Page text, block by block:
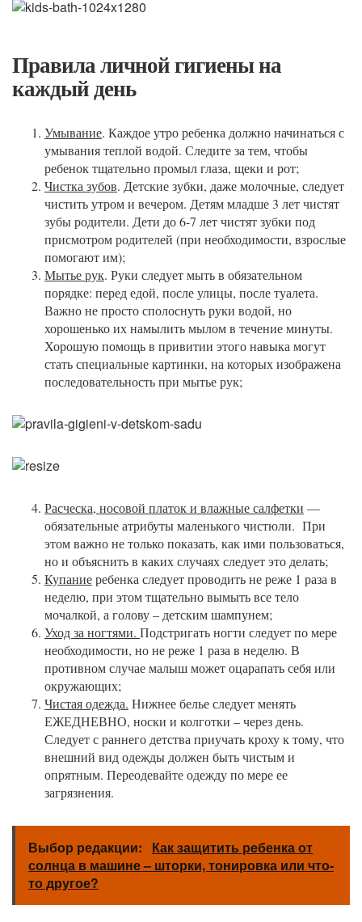
Правила личной гигиены на
каждый день
Умывание. Каждое утро ребенка должно начинаться с
умывания теплой водой. Следите за тем, чтобы
ребенок тщательно промыл глаза, щеки и рот;
Чистка зубов. Детские зубки, даже молочные, следует
чистить утром и вечером. Детям младше 3 лет чистят
зубы родители. Дети до 6-7 лет чистят зубки под
присмотром родителей (при необходимости, взрослые
помогают им);
Мытье рук. Руки следует мыть в обязательном
порядке: перед едой, после улицы, после туалета.
Важно не просто сполоснуть руки водой, но
хорошенько их намылить мылом в течение минуты.
Хорошую помощь в привитии этого навыка могут
стать специальные картинки, на которых изображена
последовательность при мытье рук;
Расческа, носовой платок и влажные салфетки —
обязательные атрибуты маленького чистюли. При
этом важно не только показать, как ими пользоваться,
но и объяснить в каких случаях следует это делать;
Купаниеребенка следует проводить не реже 1 раза в
неделю, при этом тщательно вымыть все тело
мочалкой, а голову – детским шампунем;
Уход за ногтями. Подстригать ногти следует по мере
необходимости, но не реже 1 раза в неделю. В
противном случае малыш может оцарапать себя или
окружающих;
Чистая одежда. Нижнее белье следует менять
ЕЖЕДНЕВНО, носки и колготки – через день.
Следует с раннего детства приучать кроху к тому, что
внешний вид одежды должен быть чистым и
опрятным. Переодевайте одежду по мере ее
загрязнения.
Выбор редакции:
Как защитить ребенка от
солнца в машине – шторки, тонировка или что-
то другое?